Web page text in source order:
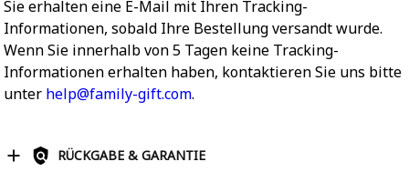
Sie erhalten eine E-Mail mit Ihren Tracking-
Informationen, sobald Ihre Bestellung versandt wurde.
Wenn Sie innerhalb von 5 Tagen keine Tracking-
Informationen erhalten haben, kontaktieren Sie uns bitte
unter help@family-gift.com.
RÜCKGABE & GARANTIE